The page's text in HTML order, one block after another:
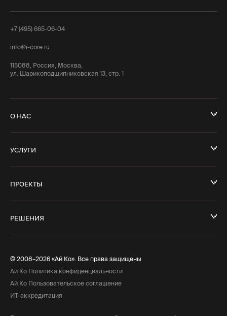
+7 (495) 665-06-04
info@i-core.ru
115088, Россия, Москва,
ул. Шарикоподшипниковская 13, стр. 1
О НАС
УСЛУГИ
ПРОЕКТЫ
РЕШЕНИЯ
© 2008–2026 «Ай Ко». Все права защищены
Ай Ко Политика конфиденциальности
Ай Ко Пользовательское соглашение
ИТ-аккредитация